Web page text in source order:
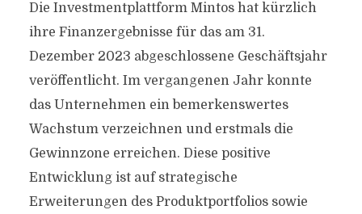
Die Investmentplattform Mintos hat kürzlich
ihre Finanzergebnisse für das am 31.
Dezember 2023 abgeschlossene Geschäftsjahr
veröffentlicht. Im vergangenen Jahr konnte
das Unternehmen ein bemerkenswertes
Wachstum verzeichnen und erstmals die
Gewinnzone erreichen. Diese positive
Entwicklung ist auf strategische
Erweiterungen des Produktportfolios sowie